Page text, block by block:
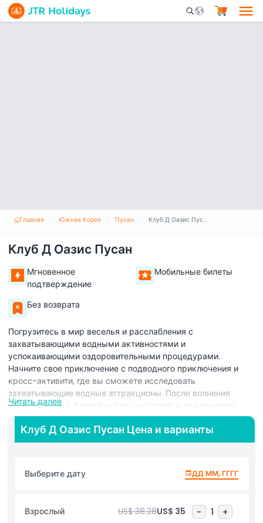
Mobile Search
Главная Южная Корея Пусан Клуб Д Оазис Пусан
Клуб Д Оазис Пусан
Мгновенное
подтверждение
Мобильные билеты
Без возврата
Погрузитесь в мир веселья и расслабления с
захватывающими водными активностями и
успокаивающими оздоровительными процедурами.
Начните свое приключение с подводного приключения и
кросс-активити, где вы сможете исследовать
захватывающие водные аттракционы. После волнения
расслабьтесь в бассейне Баде и бассейне для принятия
ванн «Дрим Бэт», где мягкий водный массаж поможет вам
расслабиться и обновить все тело. Если вам нужна глубокая
релаксация, посетите корейскую сухую сауну, созданную
уникальных комнат, каждая из которых предлагает
особенный опыт: Соляная, Кипарисовая, Красной глины,
преимущества, помогая вам почувствовать спокойствие и
бодрость. Для дополнительного комфорта сделайте
Читать далее
Клуб Д Оазис Пусан Цена и варианты
Выберите дату ДД ММ, ГГГГ
Взрослый US$ 38.28US$ 35 - 1 +